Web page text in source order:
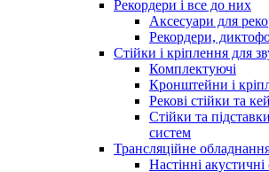
Рекордери і все до них
Аксесуари для
Рекордери,
Стійки і кріплення для
Комплектуючі
Кронштейни і
Рекові стійки та
Стійки та
систем
Трансляційне
Настінні